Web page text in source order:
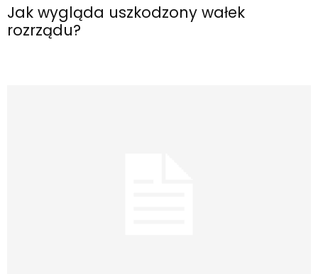
Jak wygląda uszkodzony wałek
rozrządu?